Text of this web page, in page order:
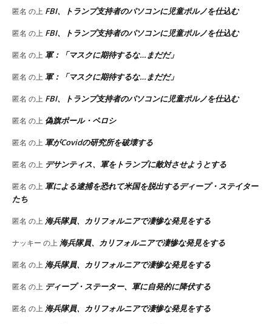
匿名 の上 FBI、トランプ支持者のパソコンに児童ポルノを仕込む
匿名 の上 FBI、トランプ支持者のパソコンに児童ポルノを仕込む
匿名 の上軍：「マスクに期待するな…まだだ」
匿名 の上軍：「マスクに期待するな…まだだ」
匿名 の上 FBI、トランプ支持者のパソコンに児童ポルノを仕込む
匿名 の上 偽旗ポール・ペロシ
匿名 の上軍がCovidの研究所を破壊する
匿名 の上 デサンティス、軍をトランプに敵対させようとする
匿名 の上軍による逮捕を恐れて米国を脱出するディープ・ステイター
たち
匿名 の上 海兵隊員、カリフォルニアで凄惨な発見をする
ナッキー の上 海兵隊員、カリフォルニアで凄惨な発見をする
匿名 の上 海兵隊員、カリフォルニアで凄惨な発見をする
匿名 の上 ディープ・ステーター、軍に自発的に降伏する
匿名 の上 海兵隊員、カリフォルニアで凄惨な発見をする